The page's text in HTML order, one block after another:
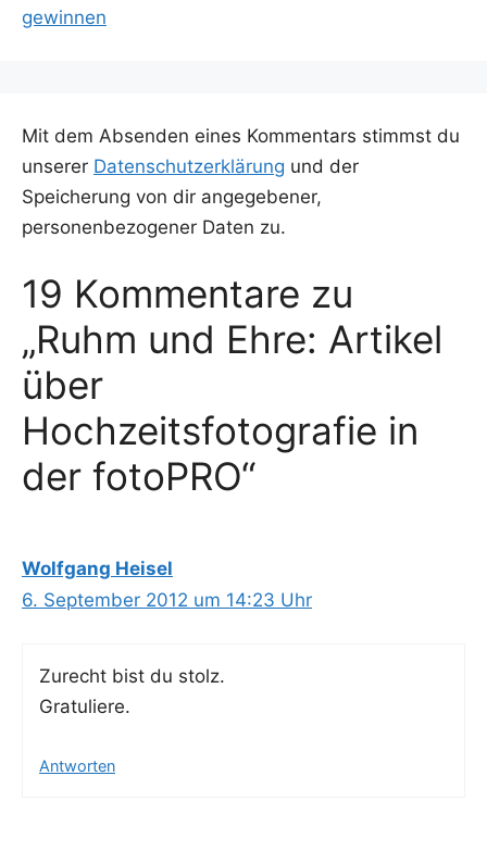
gewinnen
Mit dem Absenden eines Kommentars stimmst du
unserer Datenschutzerklärung und der
Speicherung von dir angegebener,
personenbezogener Daten zu.
19 Kommentare zu
„Ruhm und Ehre: Artikel
über
Hochzeitsfotografie in
der fotoPRO“
Wolfgang Heisel
6. September 2012 um 14:23 Uhr
Zurecht bist du stolz.
Gratuliere.
Antworten